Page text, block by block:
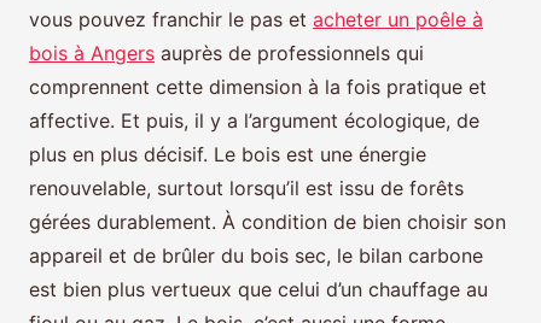
vous pouvez franchir le pas et acheter un poêle à
bois à Angers auprès de professionnels qui
comprennent cette dimension à la fois pratique et
affective. Et puis, il y a l’argument écologique, de
plus en plus décisif. Le bois est une énergie
renouvelable, surtout lorsqu’il est issu de forêts
gérées durablement. À condition de bien choisir son
appareil et de brûler du bois sec, le bilan carbone
est bien plus vertueux que celui d’un chauffage au